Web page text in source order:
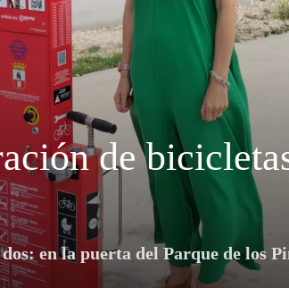
de
en la puerta del Parque de los